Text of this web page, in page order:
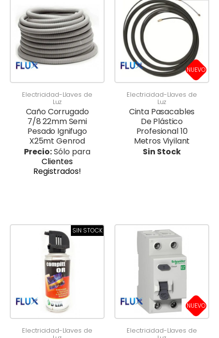
Electricidad-Llaves de
Luz
Caño Corrugado
7/8 22mm Semi
Pesado Ignifugo
X25mt Genrod
Precio:Sólo para
Clientes
Registrados!
NUEVO
Electricidad-Llaves de
Luz
Cinta Pasacables
De Plástico
Profesional 10
Metros Viyilant
Sin Stock
SIN STOCK
Electricidad-Llaves de
NUEVO
Electricidad-Llaves de